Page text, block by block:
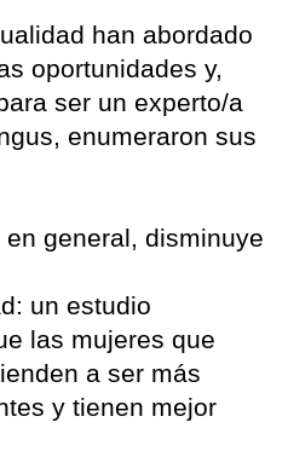
han abordado
oportunidades y,
ser un experto/a
enumeraron sus
general, disminuye
un estudio
las mujeres que
a ser más
y tienen mejor